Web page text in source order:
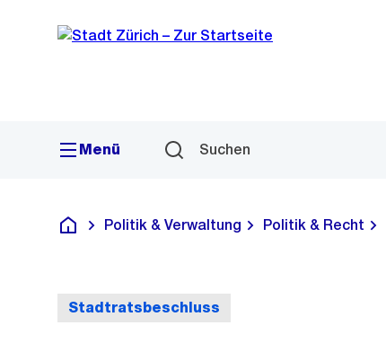
Navigation
Sprunglink
Menü Suchen
Deutsch
Politik & Verwaltung Politik & Recht
Stadtratsbeschluss